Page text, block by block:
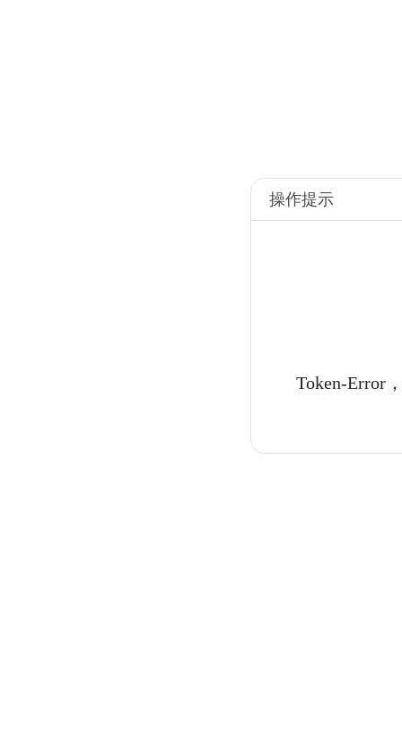
操作提示
Token-Error